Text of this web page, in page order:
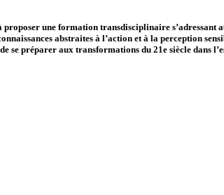
une formation transdisciplinaire s’adressant
abstraites à l’action et à la perception
se préparer aux transformations du 21e siècle dans